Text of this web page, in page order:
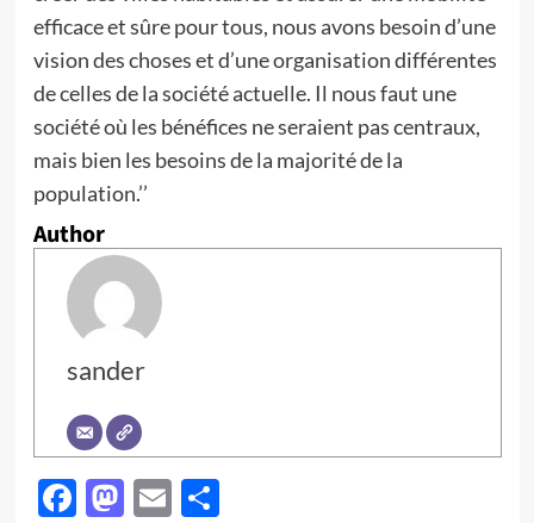
efficace et sûre pour tous, nous avons besoin d’une
vision des choses et d’une organisation différentes
de celles de la société actuelle. Il nous faut une
société où les bénéfices ne seraient pas centraux,
mais bien les besoins de la majorité de la
population.’’
Author
sander
Facebook
Mastodon
EmailPartager